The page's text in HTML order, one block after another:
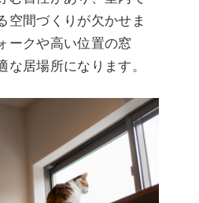
空間づくりが欠かせま
ークや高い位置の窓
な居場所になります。